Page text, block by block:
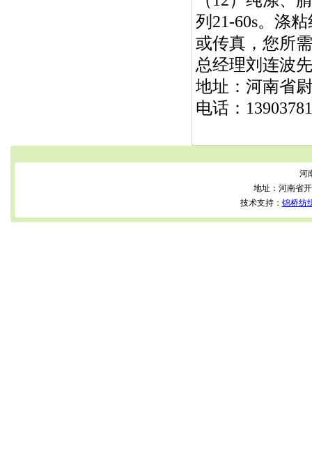
列21-60s。涤
或传真，您所
总经理刘连波
地址：河南省
电话：
河
地址：河南省
技术支持： 锦桥纺